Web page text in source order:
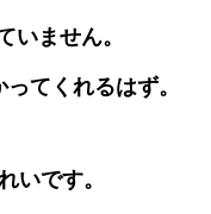
いません。
てくれるはず。
いです。